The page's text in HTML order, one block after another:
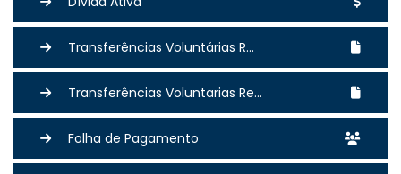
Transferências Voluntárias R...
Transferências Voluntarias Re...
Folha de Pagamento